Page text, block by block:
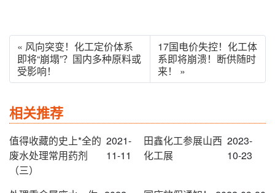
« 风向突变！化工定价体系
即将“崩塌”？国内多种原料或
受影响！
17国电价失控！化工体
系即将崩溃！断供随时
来！ »
相关推荐
值得收藏的史上*全的
废水处理常用药剂
（三）
2021-
11-11
田鑫化工参展山西
化工展
2023-
10-23